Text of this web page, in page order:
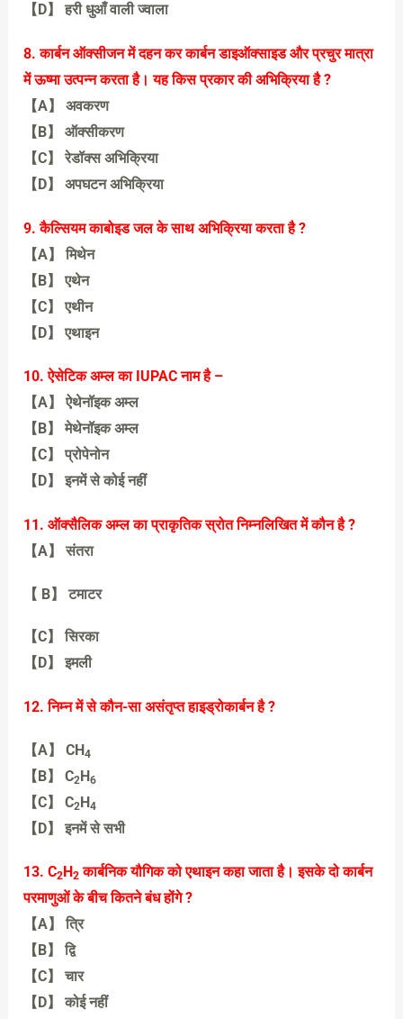
【D】 हरी धुआँ वाली ज्वाला
【B】 काले धुएँ वाली पीली ज्वाला
8. कार्बन ऑक्सीजन में दहन कर कार्बन डाइऑक्साइड और प्रचुर मात्रा
में ऊष्मा उत्पन्न करता है। यह किस प्रकार की अभिक्रिया है ?
【A】 अवकरण
【B】 ऑक्सीकरण
【C】 रेडॉक्स अभिक्रिया
【D】 अपघटन अभिक्रिया
【B】 ऑक्सीकरण
9. कैल्सियम काबोइड जल के साथ अभिक्रिया करता है ?
【A】 मिथेन
【B】 एथेन
【C】 एथीन
【D】 एथाइन
【D】 एथाइन
10. ऐसेटिक अम्ल का IUPAC नाम है –
【A】 ऐथेनॉइक अम्ल
【B】 मेथेनॉइक अम्ल
【C】 प्रोपेनोन
【D】 इनमें से कोई नहीं
【A】 ऐथेनॉइक अम्ल
11. ऑक्सैलिक अम्ल का प्राकृतिक स्रोत निम्नलिखित में कौन है ?
【A】 संतरा
【 B】 टमाटर
【C】 सिरका
【D】 इमली
【 B】 टमाटर
12. निम्न में से कौन-सा असंतृप्त हाइड्रोकार्बन है ?
【A】 CH4
【B】 C2H6
【C】 C2H4
【D】 इनमें से सभी
【C】 C2H4
13. C2 H2 कार्बनिक यौगिक को एथाइन कहा जाता है। इसके दो कार्बन
परमाणुओं के बीच कितने बंध होंगे ?
【A】 त्रि
【B】 द्वि
【C】 चार
【D】 कोई नहीं